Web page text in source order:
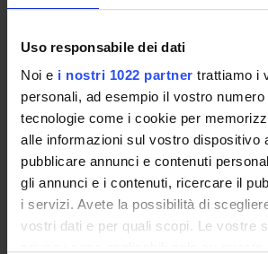
Uso responsabile dei dati
Noi e i nostri 1022 partner trattiamo i
personali, ad esempio il vostro
tecnologie come i cookie per
alle informazioni sul vostro dispositivo
pubblicare annunci e contenuti
gli annunci e i contenuti, ricercare il
i servizi. Avete la possibilità di
vostri dati e per quali scopi. Le vostre
AIFA - Associazione Italiana del
PROJECT PARTICIPANTS
Carlo Combi
Full Professor
Ugo Moretti
Associate Professor